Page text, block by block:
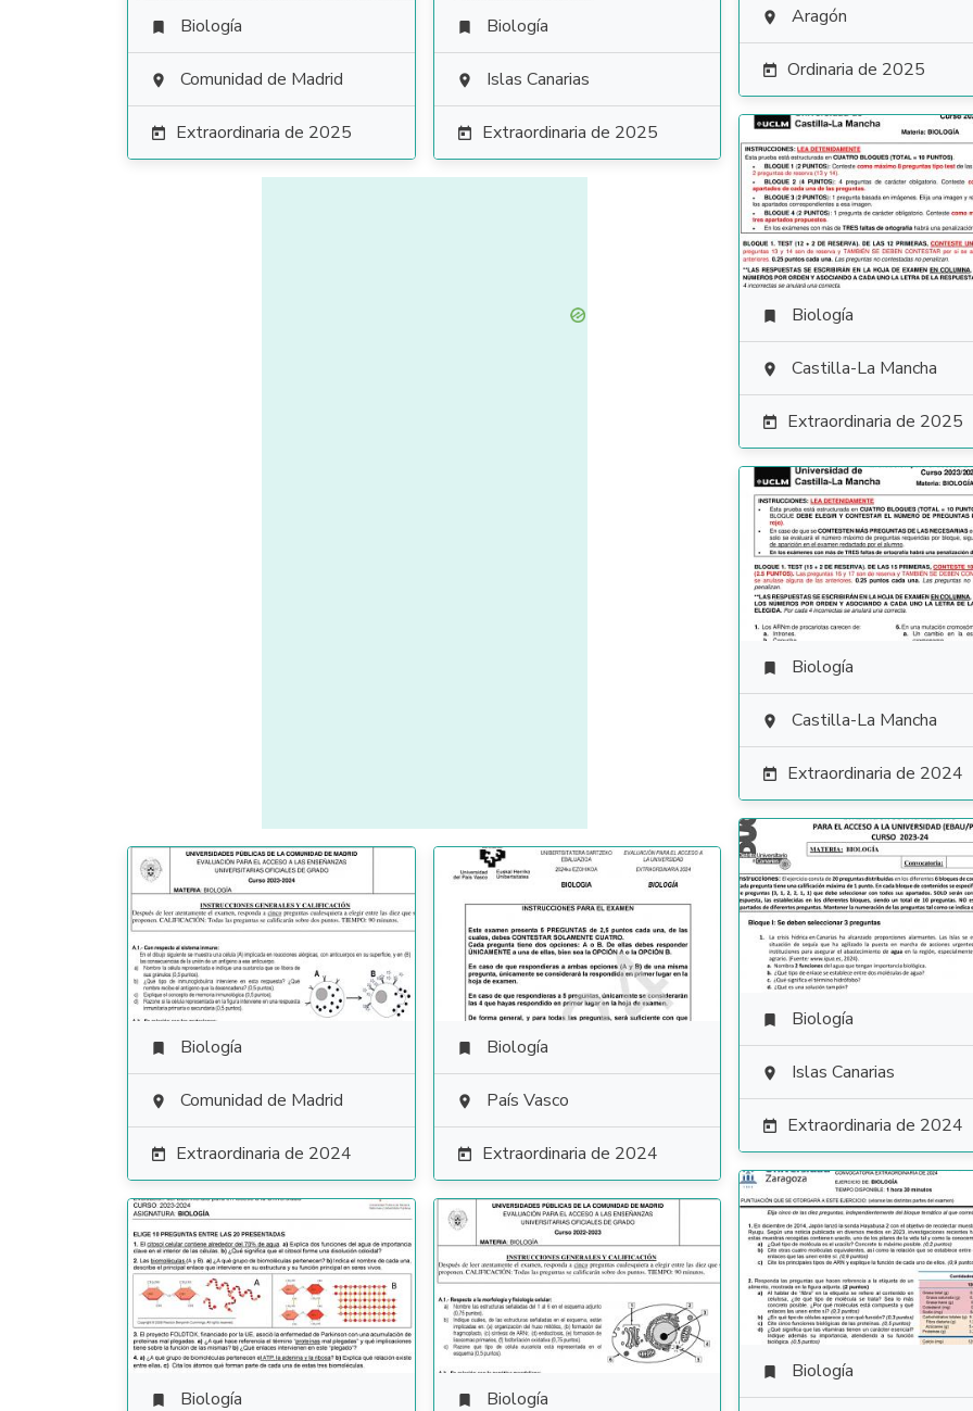
 Aragón
 Ordinaria de 2025
 Biología
 Comunidad de Madrid
 Extraordinaria de 2025
 Biología
 Islas Canarias
 Extraordinaria de 2025
 Biología
 Castilla-La Mancha
 Extraordinaria de 2025
 Biología
 Castilla-La Mancha
 Extraordinaria de 2024
 Biología
 Islas Canarias
 Extraordinaria de 2024
 Biología
 Comunidad de Madrid
 Extraordinaria de 2024
 Biología
 País Vasco
 Extraordinaria de 2024
 Biología
 Biología  Biología